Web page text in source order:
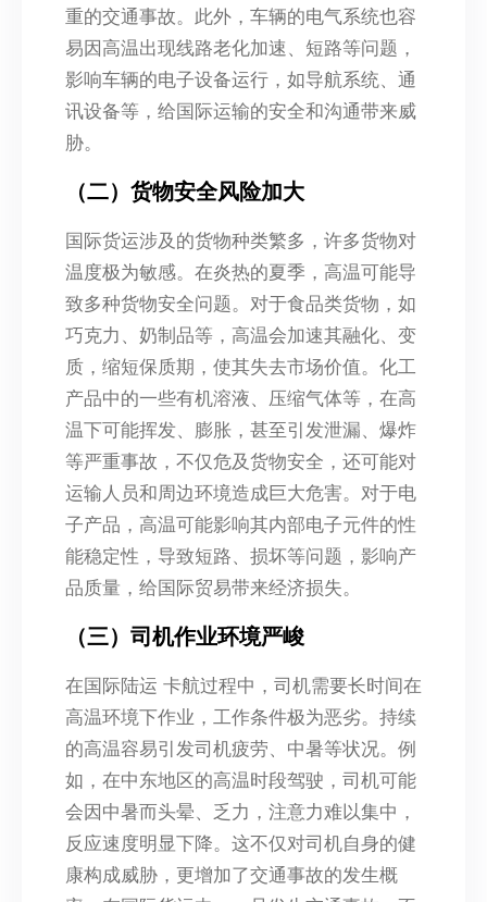
重的交通事故。此外，车辆的电气系统也容
易因高温出现线路老化加速、短路等问题，
影响车辆的电子设备运行，如导航系统、通
讯设备等，给国际运输的安全和沟通带来威
胁。
（二）货物安全风险加大
国际货运涉及的货物种类繁多，许多货物对
温度极为敏感。在炎热的夏季，高温可能导
致多种货物安全问题。对于食品类货物，如
巧克力、奶制品等，高温会加速其融化、变
质，缩短保质期，使其失去市场价值。化工
产品中的一些有机溶液、压缩气体等，在高
温下可能挥发、膨胀，甚至引发泄漏、爆炸
等严重事故，不仅危及货物安全，还可能对
运输人员和周边环境造成巨大危害。对于电
子产品，高温可能影响其内部电子元件的性
能稳定性，导致短路、损坏等问题，影响产
品质量，给国际贸易带来经济损失。
（三）司机作业环境严峻
在国际陆运 卡航过程中，司机需要长时间在
高温环境下作业，工作条件极为恶劣。持续
的高温容易引发司机疲劳、中暑等状况。例
如，在中东地区的高温时段驾驶，司机可能
会因中暑而头晕、乏力，注意力难以集中，
反应速度明显下降。这不仅对司机自身的健
康构成威胁，更增加了交通事故的发生概